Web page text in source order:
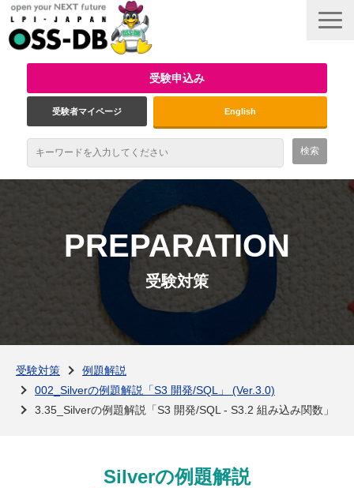
受験申込み
受験者マイページ English
試験概要
資格取得のメリット
受験対策
PREPARATION
受験対策
受験対策
例題解説
002_Silverの例題解説「S3 開発/SQL」 (Ver.3.0)
3.35_Silverの例題解説「S3 開発/SQL - S3.2 組み込み関数」
Silverの例題解説